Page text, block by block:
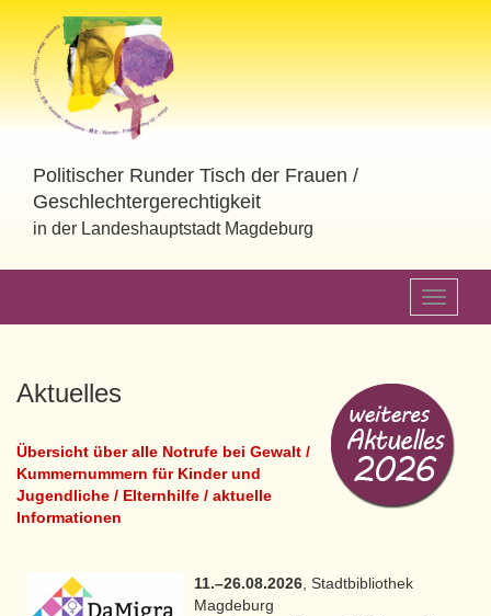
Politischer Runder Tisch der Frauen /
Geschlechtergerechtigkeit
in der Landeshauptstadt Magdeburg
Toggle
Aktuelles
Übersicht über alle Notrufe bei Gewalt /
Kummernummern für Kinder und
Jugendliche / Elternhilfe / aktuelle
Informationen
11.–26.08.2026 , Stadtbibliothek
Magdeburg